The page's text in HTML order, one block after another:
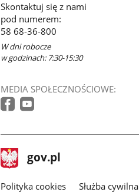
Skontaktuj się z nami
pod numerem:
58 68-36-800
W dni robocze
w godzinach: 7:30-15:30
MEDIA SPOŁECZNOŚCIOWE:
stopka
gov.pl Strona
gov.pl
gov.pl
Polityka cookies Służba cywilna